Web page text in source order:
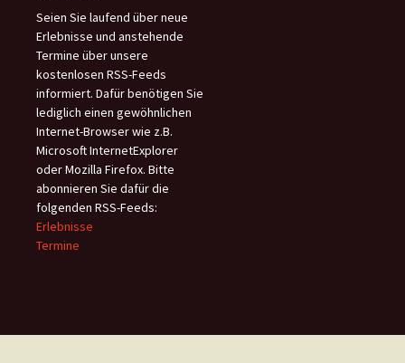
Seien Sie laufend über neue
Erlebnisse und anstehende
Termine über unsere
kostenlosen RSS-Feeds
informiert. Dafür benötigen Sie
lediglich einen gewöhnlichen
Internet-Browser wie z.B.
Microsoft InternetExplorer
oder Mozilla Firefox. Bitte
abonnieren Sie dafür die
folgenden RSS-Feeds:
Erlebnisse
Termine